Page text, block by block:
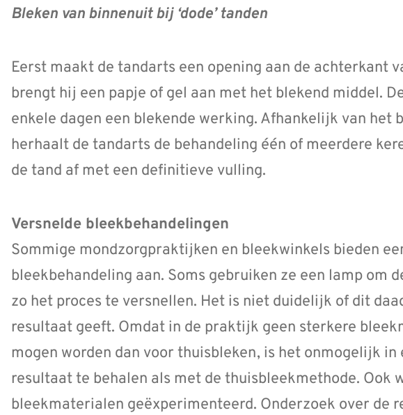
Bleken van binnenuit bij ‘dode’ tanden
Eerst maakt de tandarts een opening aan de achterkant
brengt hij een papje of gel aan met het blekend middel.
enkele dagen een blekende werking. Afhankelijk van het
herhaalt de tandarts de behandeling één of meerdere
de tand af met een definitieve vulling.
Versnelde bleekbehandelingen
Sommige mondzorgpraktijken en bleekwinkels bieden
bleekbehandeling aan. Soms gebruiken ze een lamp om
zo het proces te versnellen. Het is niet duidelijk of dit
resultaat geeft. Omdat in de praktijk geen sterkere
mogen worden dan voor thuisbleken, is het onmogelijk in
resultaat te behalen als met de thuisbleekmethode. Ook
bleekmaterialen geëxperimenteerd. Onderzoek over de